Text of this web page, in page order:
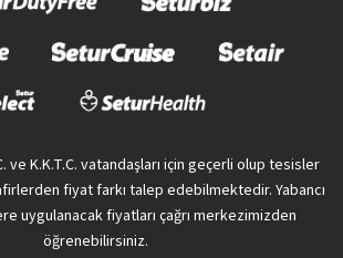
ve K.K.T.C. vatandaşları için geçerli olup tesisler
fiyat farkı talep edebilmektedir. Yabancı
uygulanacak fiyatları çağrı merkezimizden
öğrenebilirsiniz.